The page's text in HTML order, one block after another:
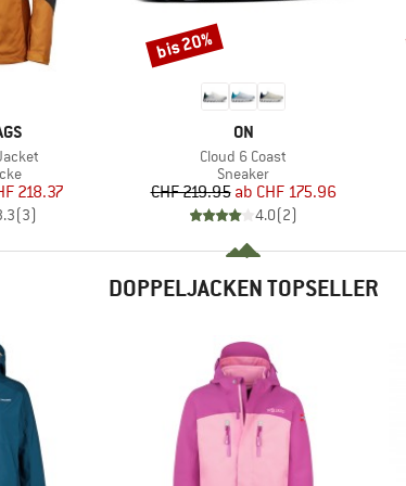
Preis
218.37
(3)
MARKE
ON
Artikel
Cloud 6 Coast
Produktgruppe
Sneaker
Preis
CHF 219.95 reduzierter Preis
ab CHF 175.96
4.0(2)
Rabatt
bis 20%
DOPPELJACKEN TOPSELLER